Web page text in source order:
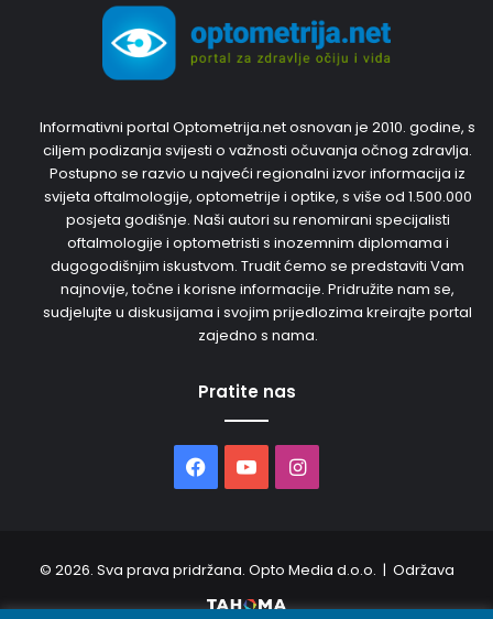
Informativni portal Optometrija.net osnovan je 2010. godine, s
ciljem podizanja svijesti o važnosti očuvanja očnog zdravlja.
Postupno se razvio u najveći regionalni izvor informacija iz
svijeta oftalmologije, optometrije i optike, s više od 1.500.000
posjeta godišnje. Naši autori su renomirani specijalisti
oftalmologije i optometristi s inozemnim diplomama i
dugogodišnjim iskustvom. Trudit ćemo se predstaviti Vam
najnovije, točne i korisne informacije. Pridružite nam se,
sudjelujte u diskusijama i svojim prijedlozima kreirajte portal
zajedno s nama.
Pratite nas
Facebook
YouTubeInstagram
© 2026. Sva prava pridržana. Opto Media d.o.o. | Održava